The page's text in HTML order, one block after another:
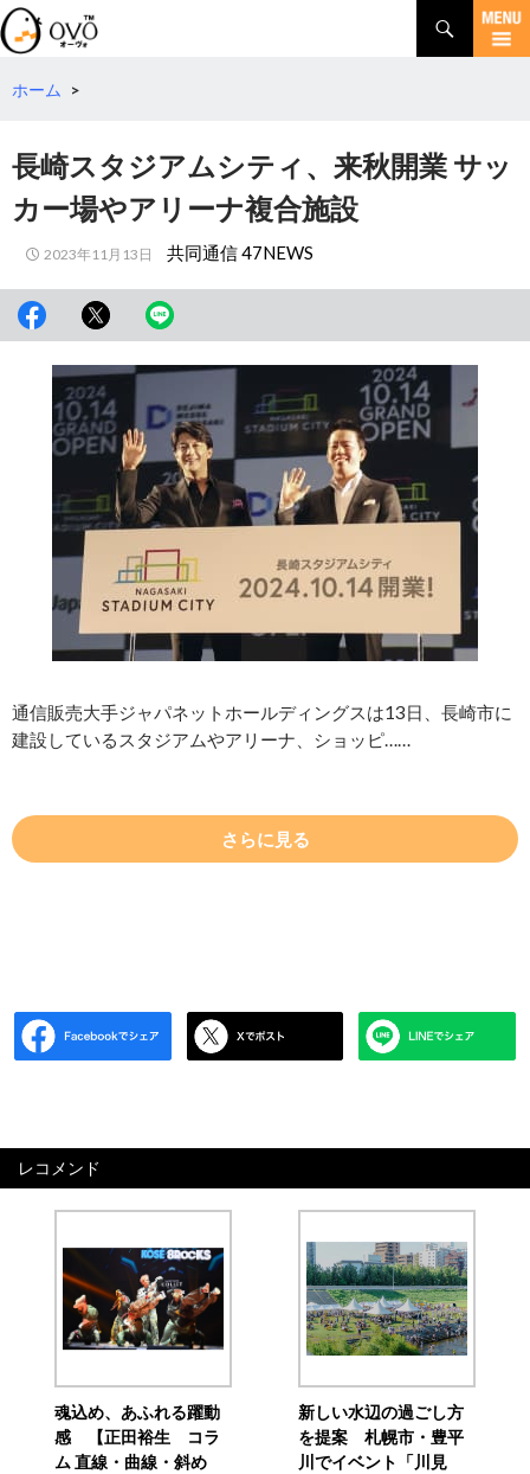
検
索
コ
テ
へ
動
ホーム >
長崎スタジアムシティ、来秋開業 サッ
カー場やアリーナ複合施設
2023年11月13日 共同通信 47NEWS
通信販売大手ジャパネットホールディングスは13日、長崎市に
建設しているスタジアムやアリーナ、ショッピ……
さらに見る
レコメンド
魂込め、あふれる躍動
感 【正田裕生 コラ
ム 直線・曲線・斜め
新しい水辺の過ごし方
を提案 札幌市・豊平
川でイベント「川見